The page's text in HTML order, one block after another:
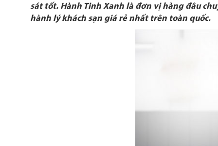
sát tốt. Hành Tinh Xanh là đơn vị hàng đâu
hành lý khách sạn giá rẻ nhất trên toàn quốc.